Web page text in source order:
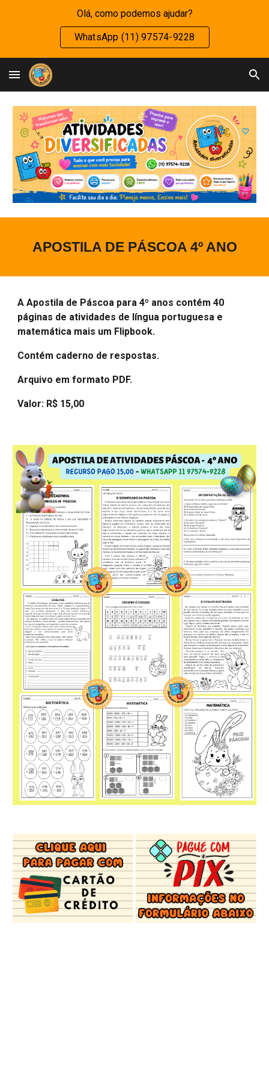
Olá, como podemos ajudar?
WhatsApp (11) 97574-9228
APOSTILA DE PÁSCOA 4º ANO
A Apostila de Páscoa para4º anos contém 40
páginas de atividades de língua portuguesa e
matemática mais um Flipbook.
Contém caderno de respostas.
Arquivo em formato PDF.
Valor: R$ 15,00